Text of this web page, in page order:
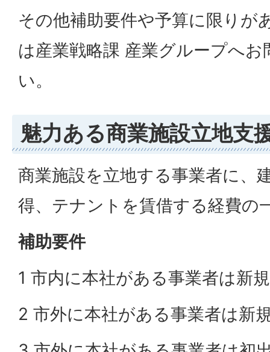
その他補助要件や予算に限りが
は産業戦略課 産業グループへ
い。
魅力ある商業施設立地支
商業施設を立地する事業者に、
得、テナントを賃借する経費の
補助要件
1 市内に本社がある事業者は新
2 市外に本社がある事業者は新